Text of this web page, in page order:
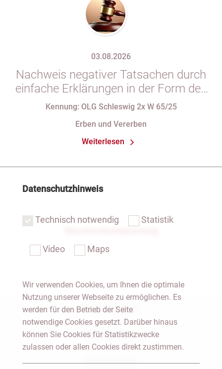
03.08.2026
Nachweis negativer Tatsachen durch
einfache Erklärungen in der Form des
§ 29 GBO (hier: Nichtgeltendmachung
Kennung: OLG Schleswig 2x W 65/25
Erben und Vererben
Weiterlesen
Notar Dresden
Fachgebiete
Das Notariat
Datenschutzhinweis
Technisch notwendig Statistik
Video Maps
Wir verwenden Cookies, um Ihnen die optimale
Nutzung unserer Webseite zu ermöglichen. Es
werden für den Betrieb der Seite
notwendige Cookies gesetzt. Darüber hinaus
können Sie Cookies für Statistikzwecke
zulassen oder allen Cookies direkt zustimmen.